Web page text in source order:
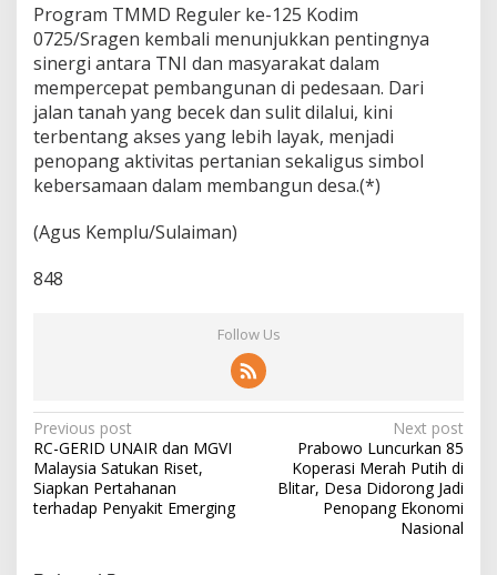
Program TMMD Reguler ke-125 Kodim
0725/Sragen kembali menunjukkan pentingnya
sinergi antara TNI dan masyarakat dalam
mempercepat pembangunan di pedesaan. Dari
jalan tanah yang becek dan sulit dilalui, kini
terbentang akses yang lebih layak, menjadi
penopang aktivitas pertanian sekaligus simbol
kebersamaan dalam membangun desa.(*)
(Agus Kemplu/Sulaiman)
848
Follow Us
P
o
s
t
Previous post
RC-GERID UNAIR dan MGVI
Malaysia Satukan Riset,
Siapkan Pertahanan
terhadap Penyakit Emerging
Next post
Prabowo Luncurkan 85
Koperasi Merah Putih di
Blitar, Desa Didorong Jadi
Penopang Ekonomi
Nasional